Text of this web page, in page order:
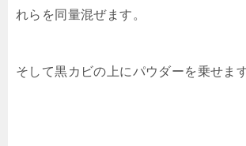
れらを同量混ぜます。
そして黒カビの上にパウダーを乗せます